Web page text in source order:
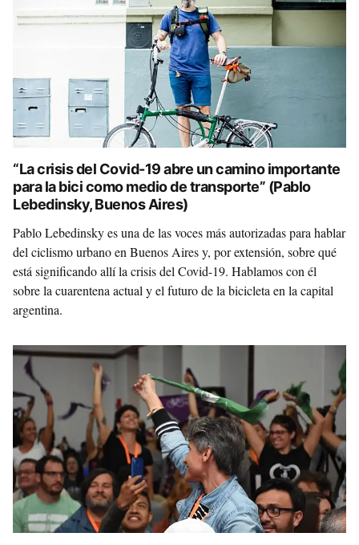
“La crisis del Covid-19 abre un camino importante
para la bici como medio de transporte” (Pablo
Lebedinsky, Buenos Aires)
Pablo Lebedinsky es una de las voces más autorizadas para hablar
del ciclismo urbano en Buenos Aires y, por extensión, sobre qué
está significando allí la crisis del Covid-19. Hablamos con él
sobre la cuarentena actual y el futuro de la bicicleta en la capital
argentina.